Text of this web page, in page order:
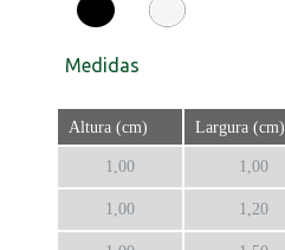
Medidas
Altura (cm) Largura (cm)
1,00 1,00
1,00 1,20